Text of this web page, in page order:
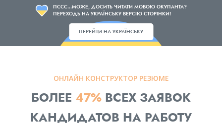
ПССС...МОЖЕ, ДОСИТЬ ЧИТАТИ МОВОЮ ОКУПАНТА?
ПЕРЕХОДЬ НА УКРАЇНСЬКУ ВЕРСІЮ СТОРІНКИ!
ПЕРЕЙТИ НА УКРАЇНСЬКУ
ОНЛАЙН КОНСТРУКТОР РЕЗЮМЕ
БОЛЕЕ 47% ВСЕХ ЗАЯВОК
КАНДИДАТОВ НА РАБОТУ